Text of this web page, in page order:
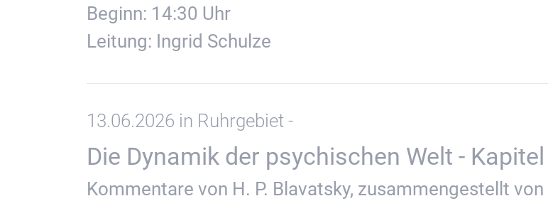
Beginn: 14:30 Uhr
Leitung: Ingrid Schulze
13.06.2026 in Ruhrgebiet -
Die Dynamik der psychischen Welt -
Kommentare von H. P. Blavatsky, zusammengestellt